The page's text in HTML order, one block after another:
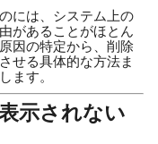
には、システム上の
があることがほとん
因の特定から、削除
せる具体的な方法ま
ます。
示されない